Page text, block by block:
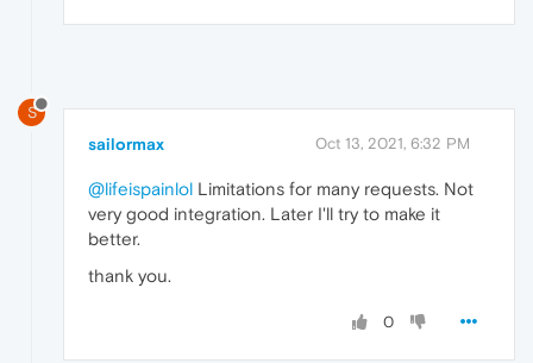
S
sailormax Oct 13, 2021, 6:32 PM
@lifeispainlol Limitations for many requests. Not
very good integration. Later I'll try to make it
better.
thank you.
0